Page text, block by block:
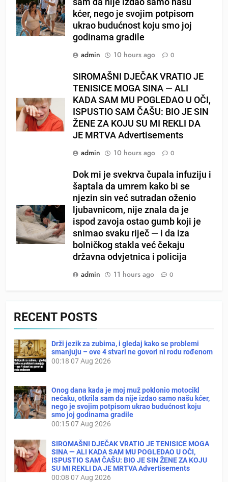
kćer, nego je svojim potpisom
ukrao budućnost koju smo joj
godinama gradile
admin
10 hours ago 0
SIROMAŠNI DJEČAK VRATIO JE
TENISICE MOGA SINA — ALI
KADA SAM MU POGLEDAO U OČI,
ISPUSTIO SAM ČAŠU: BIO JE SIN
ŽENE ZA KOJU SU MI REKLI DA
JE MRTVA Advertisements
admin
10 hours ago 0
Dok mi je svekrva čupala infuziju i
šaptala da umrem kako bi se
njezin sin već sutradan oženio
ljubavnicom, nije znala da je
ispod zavoja ostao gumb koji je
snimao svaku riječ — i da iza
bolničkog stakla već čekaju
državna odvjetnica i policija
admin
11 hours ago 0
RECENT POSTS
Drži jezik za zubima, i gledaj kako se problemi
smanjuju – ove 4 stvari ne govori ni rodu rođenom
00:18 07 Aug 2026
Onog dana kada je moj muž poklonio motocikl
nećaku, otkrila sam da nije izdao samo našu kćer,
nego je svojim potpisom ukrao budućnost koju
smo joj godinama gradile
00:1507 Aug 2026
SIROMAŠNI DJEČAK VRATIO JE TENISICE MOGA
SINA — ALI KADA SAM MU POGLEDAO U OČI,
ISPUSTIO SAM ČAŠU: BIO JE SIN ŽENE ZA KOJU
SU MI REKLI DA JE MRTVA Advertisements
00:08 07 Aug 2026